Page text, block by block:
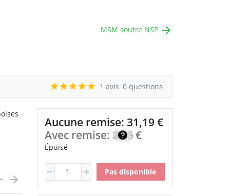
MSM soufre NSP
1 avis 0 questions
Aucune remise: 31,19 €
Avec remise: 26,51
€
Épuisé
Pas disponible